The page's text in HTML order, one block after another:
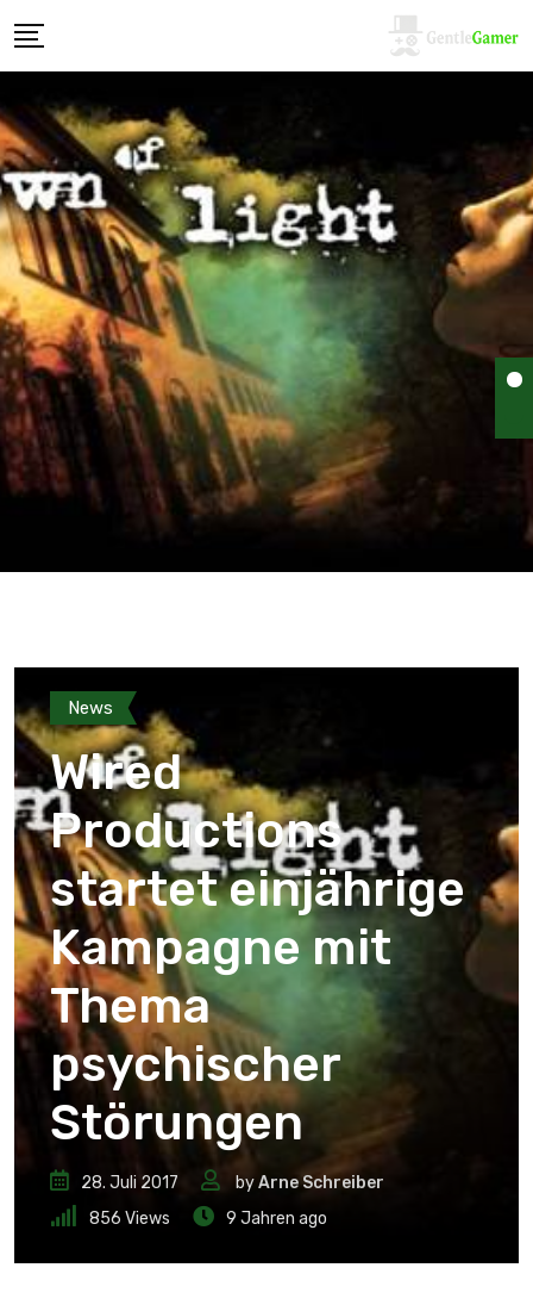
News
Wired
Productions
startet einjährige
Kampagne mit
Thema
psychischer
Störungen
28. Juli 2017 byArne Schreiber
856 Views 9 Jahren ago